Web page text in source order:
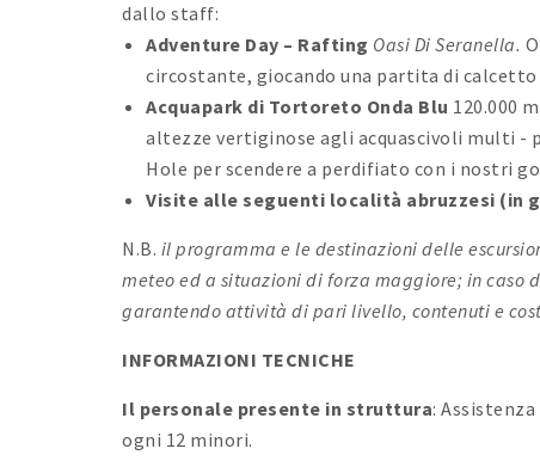
dallo staff:
Adventure Day – Rafting Oasi Di Seranella.
circostante, giocando una partita di
Acquapark di Tortoreto Onda Blu 120.000
altezze vertiginose agli acquascivoli multi -
Hole per scendere a perdifiato con i nostri
Visite alle seguenti località abruzzesi (in
N.B. il programma e le destinazioni delle
meteo ed a situazioni di forza maggiore; in
garantendo attività di pari livello, contenuti e
INFORMAZIONI TECNICHE
Il personale presente in struttura:
ogni 12 minori.